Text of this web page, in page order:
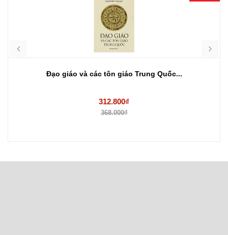
Đạo giáo và các tôn giáo Trung Quốc...
312.800₫
368.000₫